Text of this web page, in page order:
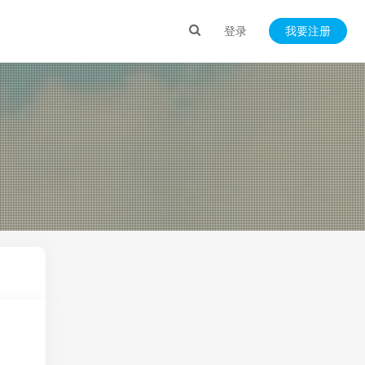
登录 我要注册